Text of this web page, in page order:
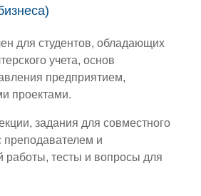
для студентов, обладающих
учета, основ
предприятием,
проектами.
задания для совместного
и
работы, тесты и вопросы для